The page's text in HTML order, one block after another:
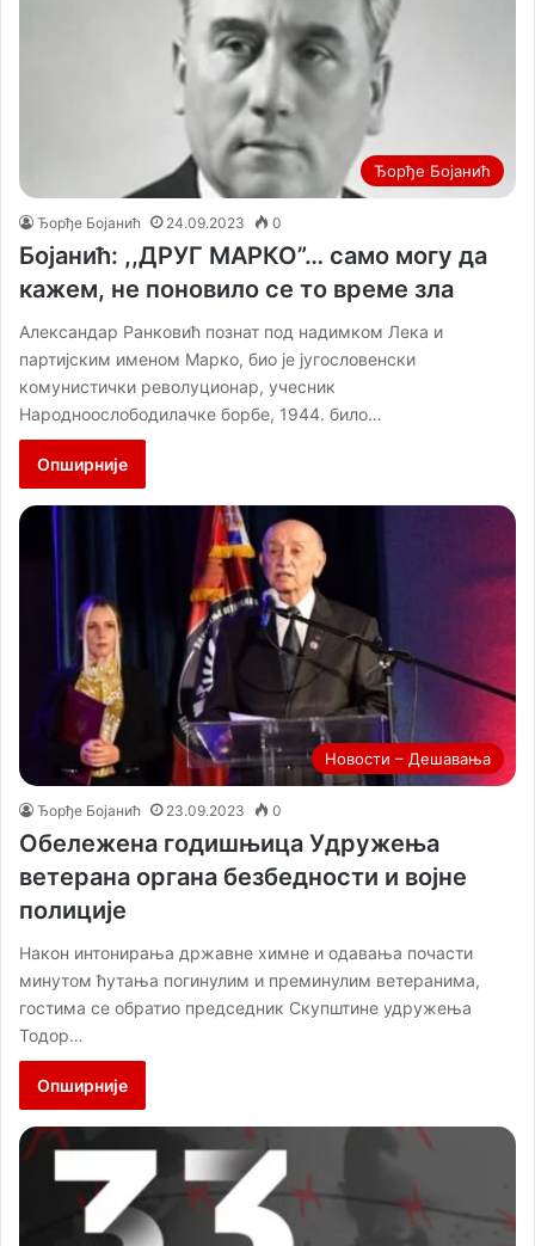
Ђорђе Бојанић
Ђорђе Бојанић 24.09.2023 0
Бојанић: ,,ДРУГ МАРКО”… само могу да
кажем, не поновило се то време зла
Александар Ранковић познат под надимком Лека и
партијским именом Марко, био је југословенски
комунистички револуционар, учесник
Народноослободилачке борбе, 1944. било…
Опширније
Новости – Дешавања
Ђорђе Бојанић 23.09.2023 0
Обележена годишњица Удружења
ветерана органа безбедности и војне
полиције
Након интонирања државне химне и одавања почасти
минутом ћутања погинулим и преминулим ветеранима,
гостима се обратио председник Скупштине удружења
Тодор…
Опширније